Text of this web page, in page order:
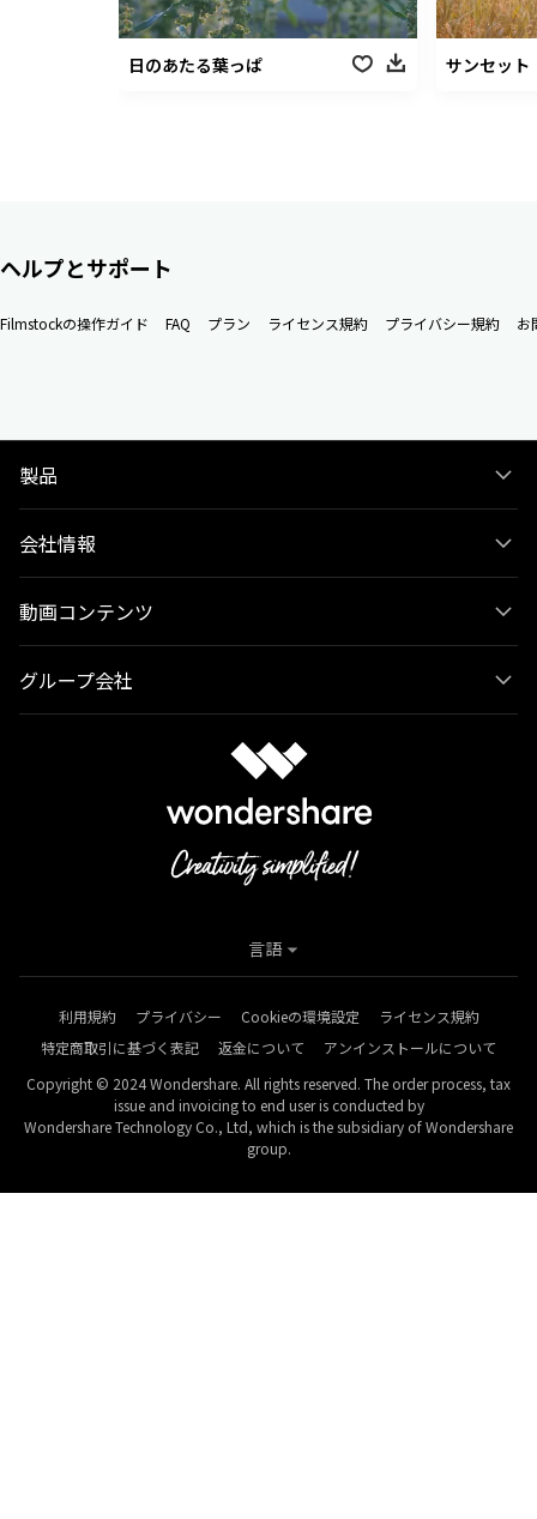
日のあたる葉っぱ サンセット
ヘルプとサポート
Filmstockの操作ガイド FAQ プラン ライセンス規約 プライバシー規約 お
製品
会社情報
動画コンテンツ
グループ会社
利用規約 プライバシー Cookieの環境設定
ライセンス規約
特定商取引に基づく表記
返金について
アンインストールについて
Copyright © 2024 Wondershare. All rights reserved. The order process, tax
issue and invoicing to end user is conducted by
Wondershare Technology Co., Ltd, which is the subsidiary of Wondershare
group.
言語